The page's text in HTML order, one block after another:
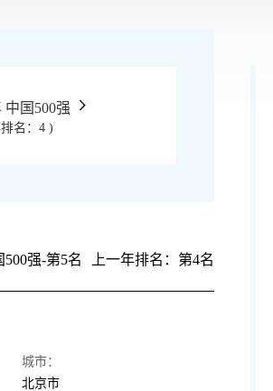
中国500强
名：4 )
500强-第5名 上一年排名：第4名
城市：
北京市